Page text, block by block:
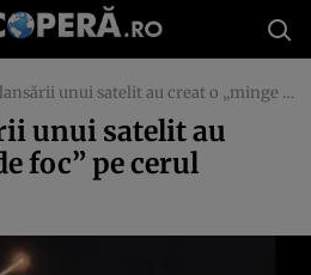
unui satelit au creat o „minge de foc” pe cerul Australiei
unui satelit au
foc” pe cerul